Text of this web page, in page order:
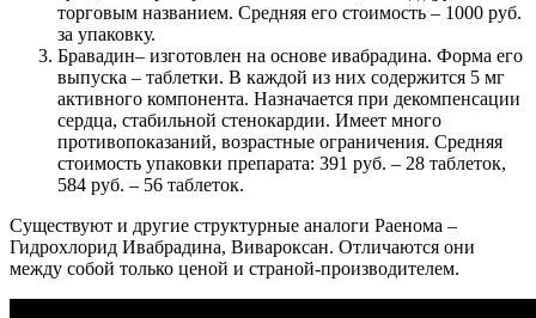
торговым названием. Средняя его стоимость – 1000 руб.
за упаковку.
Бравадин– изготовлен на основе ивабрадина. Форма его
выпуска – таблетки. В каждой из них содержится 5 мг
активного компонента. Назначается при декомпенсации
сердца, стабильной стенокардии. Имеет много
противопоказаний, возрастные ограничения. Средняя
стоимость упаковки препарата: 391 руб. – 28 таблеток,
584 руб. – 56 таблеток.
Существуют и другие структурные аналоги Раенома –
Гидрохлорид Ивабрадина, Вивароксан. Отличаются они
между собой только ценой и страной-производителем.